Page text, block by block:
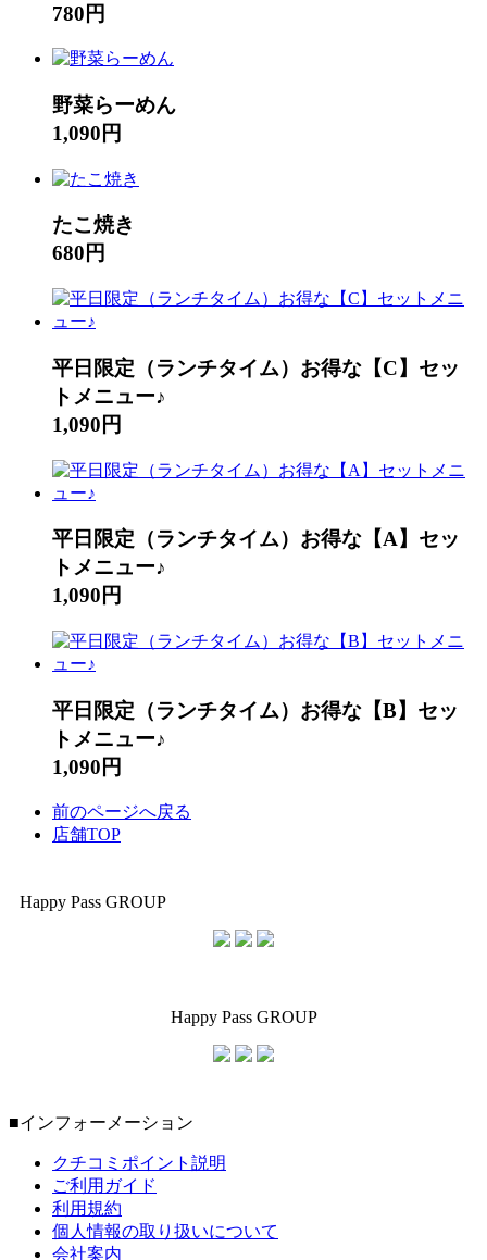
780円
野菜らーめん
1,090円
たこ焼き
680円
平日限定（ランチタイム）お得な【C】セッ
トメニュー♪
1,090円
平日限定（ランチタイム）お得な【A】セッ
トメニュー♪
1,090円
平日限定（ランチタイム）お得な【B】セッ
トメニュー♪
1,090円
前のページへ戻る
店舗TOP
Happy Pass GROUP
Happy Pass GROUP
■インフォーメーション
クチコミポイント説明
ご利用ガイド
利用規約
個人情報の取り扱いについて
会社案内